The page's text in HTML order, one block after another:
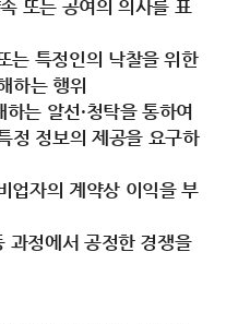
또는 공여의 의사를 표
는 특정인의 낙찰을 위한
하는 행위
는 알선·청탁을 통하여
정 정보의 제공을 요구하
업자의 계약상 이익을 부
과정에서 공정한 경쟁을